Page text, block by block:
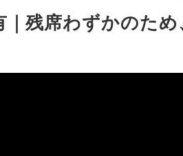
｜残席わずかのた